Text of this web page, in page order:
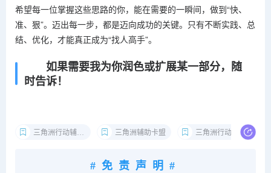
希望每一位掌握这些思路的你，能在需要的一瞬间，做到“快、
准、狠”。迈出每一步，都是迈向成功的关键。只有不断实践、总
结、优化，才能真正成为“找人高手”。
如果需要我为你润色或扩展某一部分，随
时告诉！
三角洲行动辅助卡盟 三角洲辅助卡盟 三角洲行动卡盟
#免责声明#